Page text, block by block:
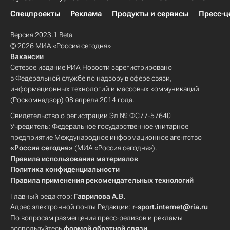
Спецпроекты
Реклама Продукты и сервисы Пресс-
Версия 2023.1 Beta
© 2026 МИА «Россия сегодня»
Вакансии
Сетевое издание РИА Новости зарегистрировано
в Федеральной службе по надзору в сфере связи,
информационных технологий и массовых коммуникаций
(Роскомнадзор) 08 апреля 2014 года.
Свидетельство о регистрации Эл № ФС77-57640
Учредитель: Федеральное государственное унитарное
предприятие Международное информационное агентство
«Россия сегодня» (МИА «Россия сегодня»).
Правила использования материалов
Политика конфиденциальности
Правила применения рекомендательных технологий
Главный редактор: Гаврилова А.В.
Адрес электронной почты Редакции: r-sport.internet@ria.ru
По вопросам размещения пресс-релизов и рекламы